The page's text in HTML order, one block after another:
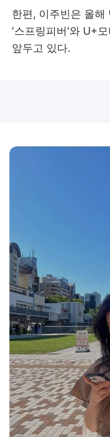
한편, 이주빈은 올
'스프링피버'와 U+
앞두고 있다.